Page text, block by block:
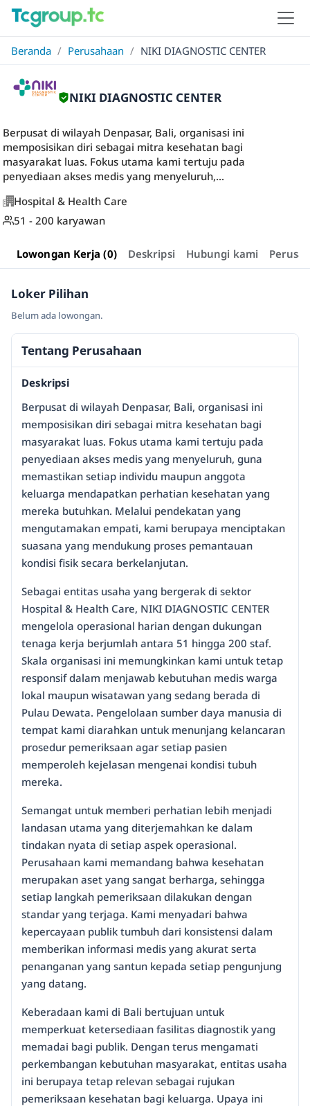
Beranda / Perusahaan / NIKI DIAGNOSTIC CENTER
NIKI DIAGNOSTIC CENTER
Berpusat di wilayah Denpasar, Bali, organisasi ini
memposisikan diri sebagai mitra kesehatan bagi
masyarakat luas. Fokus utama kami tertuju pada
penyediaan akses medis yang menyeluruh,...
Hospital & Health Care
51 - 200 karyawan
Lowongan Kerja (0) Deskripsi Hubungi kami
Loker Pilihan
Belum ada lowongan.
Tentang Perusahaan
Deskripsi
Berpusat di wilayah Denpasar, Bali, organisasi ini
memposisikan diri sebagai mitra kesehatan bagi
masyarakat luas. Fokus utama kami tertuju pada
penyediaan akses medis yang menyeluruh, guna
memastikan setiap individu maupun anggota
keluarga mendapatkan perhatian kesehatan yang
mereka butuhkan. Melalui pendekatan yang
mengutamakan empati, kami berupaya menciptakan
suasana yang mendukung proses pemantauan
kondisi fisik secara berkelanjutan.
Sebagai entitas usaha yang bergerak di sektor
Hospital & Health Care, NIKI DIAGNOSTIC CENTER
mengelola operasional harian dengan dukungan
tenaga kerja berjumlah antara 51 hingga 200 staf.
Skala organisasi ini memungkinkan kami untuk tetap
responsif dalam menjawab kebutuhan medis warga
lokal maupun wisatawan yang sedang berada di
Pulau Dewata. Pengelolaan sumber daya manusia di
tempat kami diarahkan untuk menunjang kelancaran
prosedur pemeriksaan agar setiap pasien
memperoleh kejelasan mengenai kondisi tubuh
mereka.
Semangat untuk memberi perhatian lebih menjadi
landasan utama yang diterjemahkan ke dalam
tindakan nyata di setiap aspek operasional.
Perusahaan kami memandang bahwa kesehatan
merupakan aset yang sangat berharga, sehingga
setiap langkah pemeriksaan dilakukan dengan
standar yang terjaga. Kami menyadari bahwa
kepercayaan publik tumbuh dari konsistensi dalam
memberikan informasi medis yang akurat serta
penanganan yang santun kepada setiap pengunjung
yang datang.
Keberadaan kami di Bali bertujuan untuk
memperkuat ketersediaan fasilitas diagnostik yang
memadai bagi publik. Dengan terus mengamati
perkembangan kebutuhan masyarakat, entitas usaha
ini berupaya tetap relevan sebagai rujukan
pemeriksaan kesehatan bagi keluarga. Upaya ini